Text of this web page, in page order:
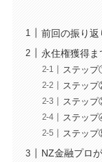
前回の振り
永住権獲得
ステッ
ステッ
ステップ
ステップ
ステッ
NZ金融プロ